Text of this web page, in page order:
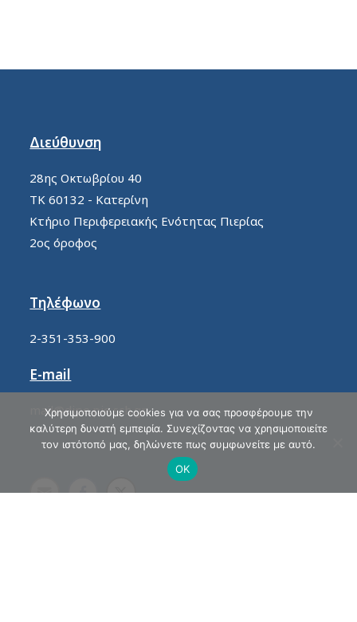
Διεύθυνση
28ης Οκτωβρίου 40
ΤΚ 60132 - Κατερίνη
Κτήριο Περιφερειακής Ενότητας Πιερίας
2ος όροφος
Τηλέφωνο
2-351-353-900
E-mail
mail@dipe.pie.sch.gr
Χρησιμοποιούμε cookies για να σας προσφέρουμε την
καλύτερη δυνατή εμπειρία. Συνεχίζοντας να χρησιμοποιείτε
τον ιστότοπό μας, δηλώνετε πως συμφωνείτε με αυτό.
ΟΚ